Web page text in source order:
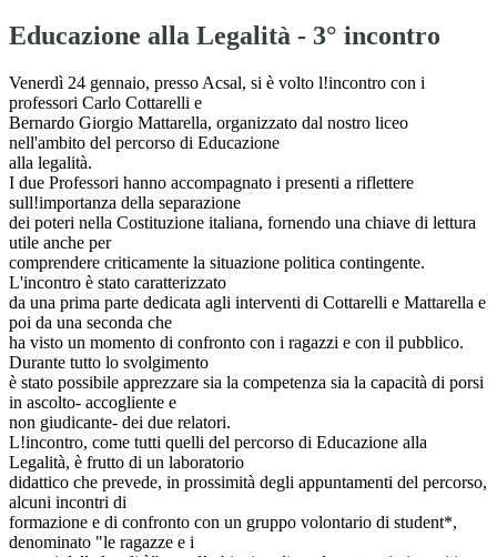
Educazione alla Legalità - 3° incontro
Venerdì 24 gennaio, presso Acsal, si è volto l!incontro con i
professori Carlo Cottarelli e
Bernardo Giorgio Mattarella, organizzato dal nostro liceo
nell'ambito del percorso di Educazione
alla legalità.
I due Professori hanno accompagnato i presenti a riflettere
sull!importanza della separazione
dei poteri nella Costituzione italiana, fornendo una chiave di lettura
utile anche per
comprendere criticamente la situazione politica contingente.
L'incontro è stato caratterizzato
da una prima parte dedicata agli interventi di Cottarelli e Mattarella e
poi da una seconda che
ha visto un momento di confronto con i ragazzi e con il pubblico.
Durante tutto lo svolgimento
è stato possibile apprezzare sia la competenza sia la capacità di porsi
in ascolto- accogliente e
non giudicante- dei due relatori.
L!incontro, come tutti quelli del percorso di Educazione alla
Legalità, è frutto di un laboratorio
didattico che prevede, in prossimità degli appuntamenti del percorso,
alcuni incontri di
formazione e di confronto con un gruppo volontario di student*,
denominato "le ragazze e i